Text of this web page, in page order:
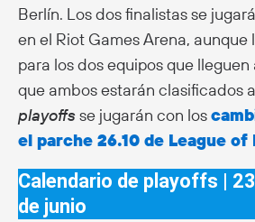
Berlín. Los dos finalistas se
en el Riot Games Arena,
para los dos equipos que lleguen
que ambos estarán clasificados
playoffsse jugarán con los
el parche 26.10 de League of
Calendario de playoffs |
de junio